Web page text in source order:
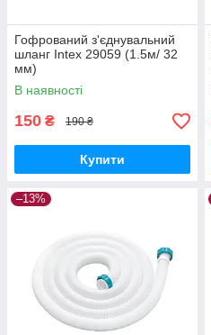
Гофрований з'єднувальний
шланг Intex 29059 (1.5м/ 32
мм)
В наявності
150 ₴ 190 ₴
Купити
–13%